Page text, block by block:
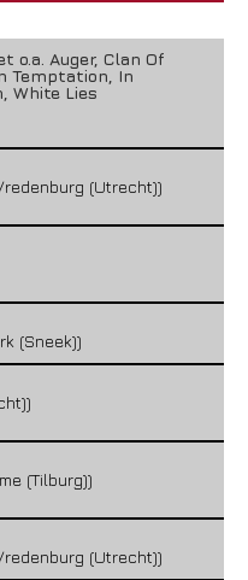
o.a. Auger, Clan Of
Temptation, In
White Lies
(Utrecht))
(Sneek))
(Tilburg))
(Utrecht))